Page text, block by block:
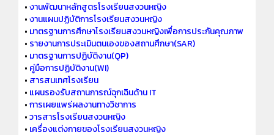
•งานพัฒนาหลักสูตรโรงเรียนสงวนหญิง
•งานแผนปฏิบัติการโรงเรียนสงวนหญิง
• มาตรฐานการศึกษาโรงเรียนสงวนหญิงเพื่อการประกันคุณภาพ
• รายงานการประเมินตนเองของสถานศึกษา(SAR)
• มาตรฐานการปฏิบัติงาน(QP)
• คู่มือการปฏิบัติงาน(WI)
• สารสนเทศโรงเรียน
• แผนรองรับสถานการณ์ฉุกเฉินด้าน IT
•การเผยแพร่ผลงานทางวิชาการ
•วารสารโรงเรียนสงวนหญิง
• เครื่องแต่งกายของโรงเรียนสงวนหญิง